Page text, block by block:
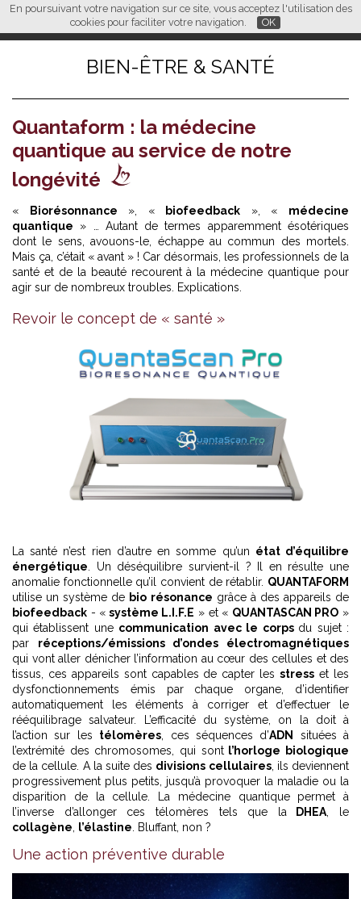
En poursuivant votre navigation sur ce site, vous acceptez l'utilisation des
cookies pour faciliter votre navigation.
OK
FR EN CN
L M
BIEN-ÊTRE & SANTÉ
Quantaform : la médecine
quantique au service de notre
longévité
« Biorésonnance », « biofeedback », « médecine
quantique » … Autant de termes apparemment ésotériques
dont le sens, avouons-le, échappe au commun des mortels.
Mais ça, c’était « avant » ! Car désormais, les professionnels de la
santé et de la beauté recourent à la médecine quantique pour
agir sur de nombreux troubles. Explications.
Revoir le concept de « santé »
La santé n’est rien d’autre en somme qu’un état d’équilibre
énergétique . Un déséquilibre survient-il ? Il en résulte une
anomalie fonctionnelle qu’il convient de rétablir. QUANTAFORM
utilise un système de bio résonance grâce à des appareils de
biofeedback - « système L.I.F.E » et « QUANTASCAN PRO »
qui établissent une communication avec le corps du sujet :
par réceptions/émissions d’ondes électromagnétiques
qui vont aller dénicher l’information au cœur des cellules et des
tissus, ces appareils sont capables de capter lesstress et les
dysfonctionnements émis par chaque organe, d’identifier
automatiquement les éléments à corriger et d’effectuer le
rééquilibrage salvateur. L’efficacité du système, on la doit à
l’action sur les télomères , ces séquences d’ADN
situées à
l’extrémité des chromosomes, qui sontl’horloge biologique
de la cellule. A la suite des divisions cellulaires, ils deviennent
progressivement plus petits, jusqu’à provoquer la maladie ou la
disparition de la cellule. La médecine quantique permet à
l’inverse d’allonger ces télomères tels que la DHEA , le
collagène
l’élastine . Bluffant, non ?
Une action préventive durable